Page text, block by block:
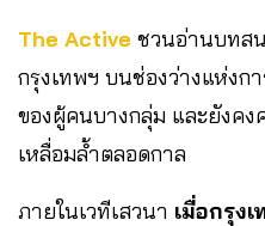
The Active ชวนอ่านบทสน
กรุงเทพฯ บนช่องว่างแห่ง
ของผู้คนบางกลุ่ม และยังค
เหลื่อมล้ำตลอดกาล
ภายในเวทีเสวนา เมื่อกรุงเ